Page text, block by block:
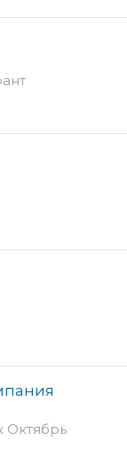
Октябрь